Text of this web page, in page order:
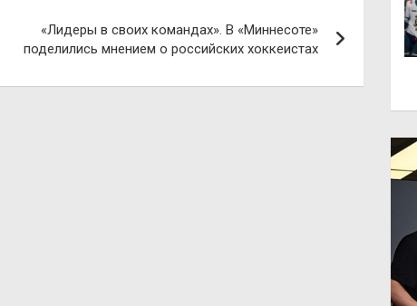
«Лидеры в своих командах». В «Миннесоте»
поделились мнением о российских хоккеистах